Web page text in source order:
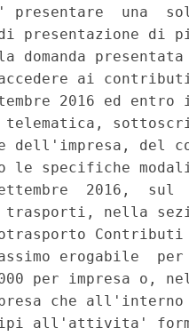
presentare  una
presentazione di
domanda
ai
2016 ed
telematica,
dell'impresa, del
le specifiche
2016,
nella
erogabile
per impresa o,
che all'interno
all'attivita'